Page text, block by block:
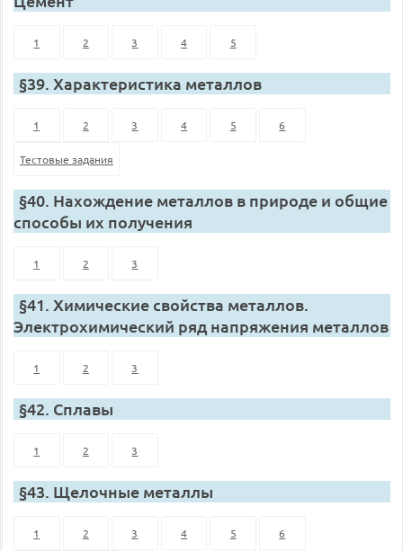
1 2 3 4 5
§39. Характеристика металлов
1 2 3 4 5 6
Тестовые задания
§40. Нахождение металлов в природе и общие
способы их получения
1 2 3
§41. Химические свойства металлов.
Электрохимический ряд напряжения металлов
1 2 3
§42. Сплавы
1 2 3
§43. Щелочные металлы
1 2 3 4 5 6